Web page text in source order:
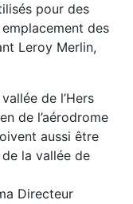
pour des
des
Leroy Merlin,
de l’Hers
de l’aérodrome
aussi être
la vallée de
Directeur